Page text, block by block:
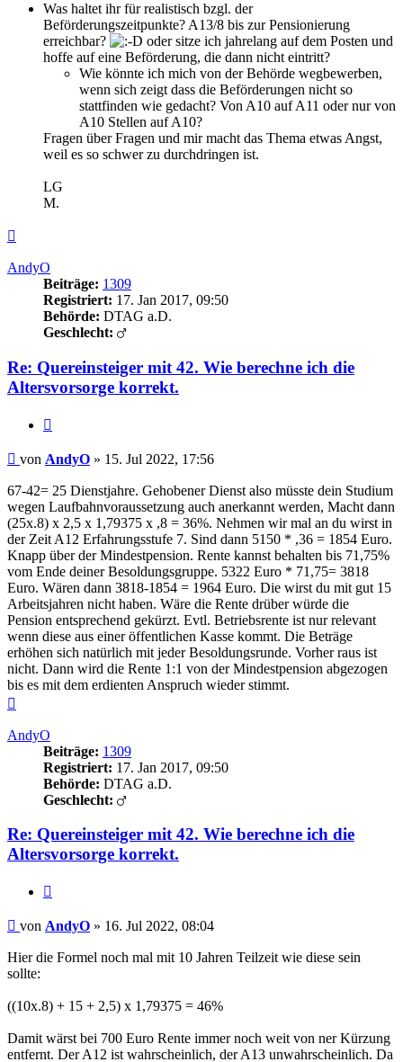
Was haltet ihr für realistisch bzgl. der
Beförderungszeitpunkte? A13/8 bis zur Pensionierung
erreichbar?
oder sitze ich jahrelang auf dem Posten und
hoffe auf eine Beförderung, die dann nicht eintritt?
Wie könnte ich mich von der Behörde wegbewerben,
wenn sich zeigt dass die Beförderungen nicht so
stattfinden wie gedacht? Von A10 auf A11 oder nur von
A10 Stellen auf A10?
Fragen über Fragen und mir macht das Thema etwas Angst,
weil es so schwer zu durchdringen ist.
LG
M.
AndyO
Beiträge: 1309
Registriert: 17. Jan 2017, 09:50
Behörde: DTAG a.D.
Geschlecht:
Re: Quereinsteiger mit 42. Wie berechne ich die
Altersvorsorge korrekt.
Beitrag
von AndyO » 15. Jul 2022, 17:56
67-42= 25 Dienstjahre. Gehobener Dienst also müsste dein Studium
wegen Laufbahnvoraussetzung auch anerkannt werden, Macht dann
(25x.8) x 2,5 x 1,79375 x ,8 = 36%. Nehmen wir mal an du wirst in
der Zeit A12 Erfahrungsstufe 7. Sind dann 5150 * ,36 = 1854 Euro.
Knapp über der Mindestpension. Rente kannst behalten bis 71,75%
vom Ende deiner Besoldungsgruppe. 5322 Euro * 71,75= 3818
Euro. Wären dann 3818-1854 = 1964 Euro. Die wirst du mit gut 15
Arbeitsjahren nicht haben. Wäre die Rente drüber würde die
Pension entsprechend gekürzt. Evtl. Betriebsrente ist nur relevant
wenn diese aus einer öffentlichen Kasse kommt. Die Beträge
erhöhen sich natürlich mit jeder Besoldungsrunde. Vorher raus ist
nicht. Dann wird die Rente 1:1 von der Mindestpension abgezogen
bis es mit dem erdienten Anspruch wieder stimmt.
AndyO
Beiträge: 1309
Registriert: 17. Jan 2017, 09:50
Behörde: DTAG a.D.
Geschlecht:
Re: Quereinsteiger mit 42. Wie berechne ich die
Altersvorsorge korrekt.
Beitrag
von AndyO » 16. Jul 2022, 08:04
Hier die Formel noch mal mit 10 Jahren Teilzeit wie diese sein
sollte:
((10x.8) + 15 + 2,5) x 1,79375 = 46%
Damit wärst bei 700 Euro Rente immer noch weit von ner Kürzung
entfernt. Der A12 ist wahrscheinlich, der A13 unwahrscheinlich. Da